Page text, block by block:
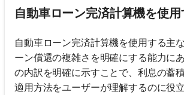
自動車ローン完済計算機を使用
自動車ローン完済計算機を使用する主
ーン償還の複雑さを明確にする能力に
の内訳を明確に示すことで、利息の蓄
適用方法をユーザーが理解するのに役